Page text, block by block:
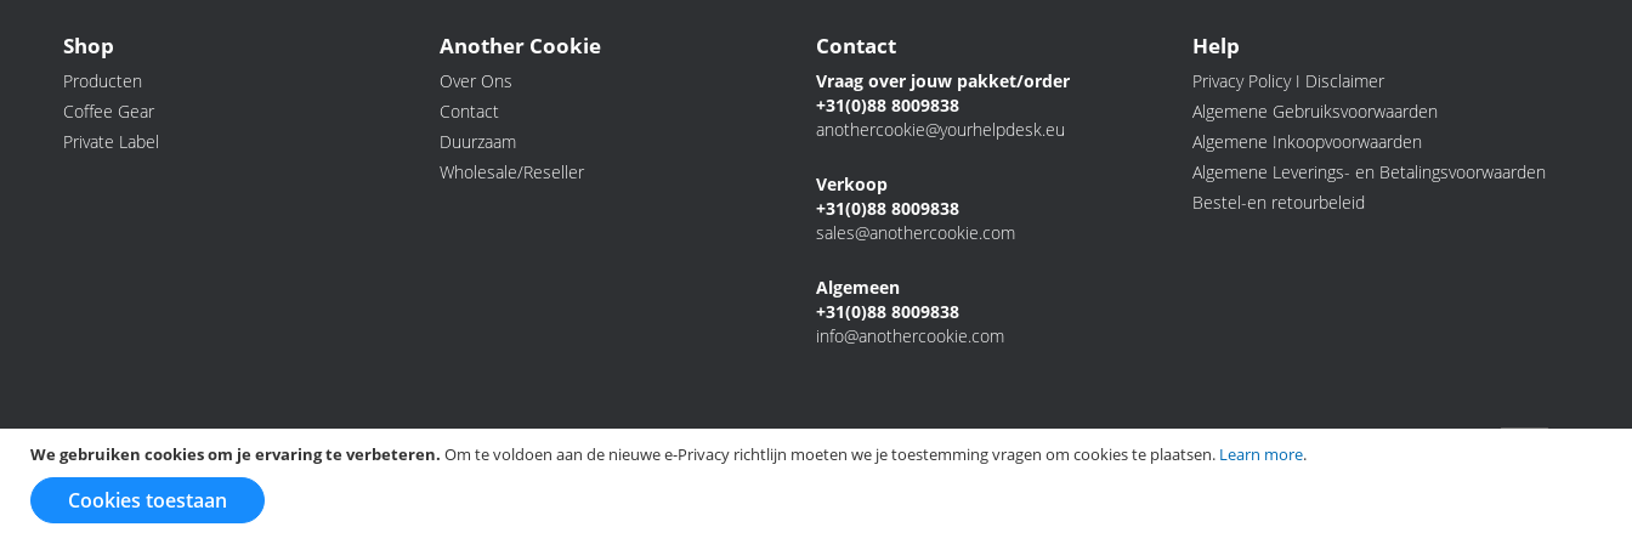
We gebruiken cookies om je ervaring te verbeteren. Om te voldoen aan de nieuwe e-Privacy richtlijn moeten we je toestemming vragen om cookies te plaatsen. Learn more.
Cookies toestaan
Shop
Producten
Coffee Gear
Private Label
Another Cookie
Over Ons
Contact
Duurzaam
Wholesale/Reseller
Contact
Vraag over jouw pakket/order
+31(0)88 8009838
anothercookie@yourhelpdesk.eu
Verkoop
+31(0)88 8009838
sales@anothercookie.com
Algemeen
+31(0)88 8009838
info@anothercookie.com
Help
Privacy Policy I Disclaimer
Algemene Gebruiksvoorwaarden
Algemene Inkoopvoorwaarden
Algemene Leverings- en Betalingsvoorwaarden
Bestel-en retourbeleid
©️ 2026 Another Cookie, All rights Reserved.